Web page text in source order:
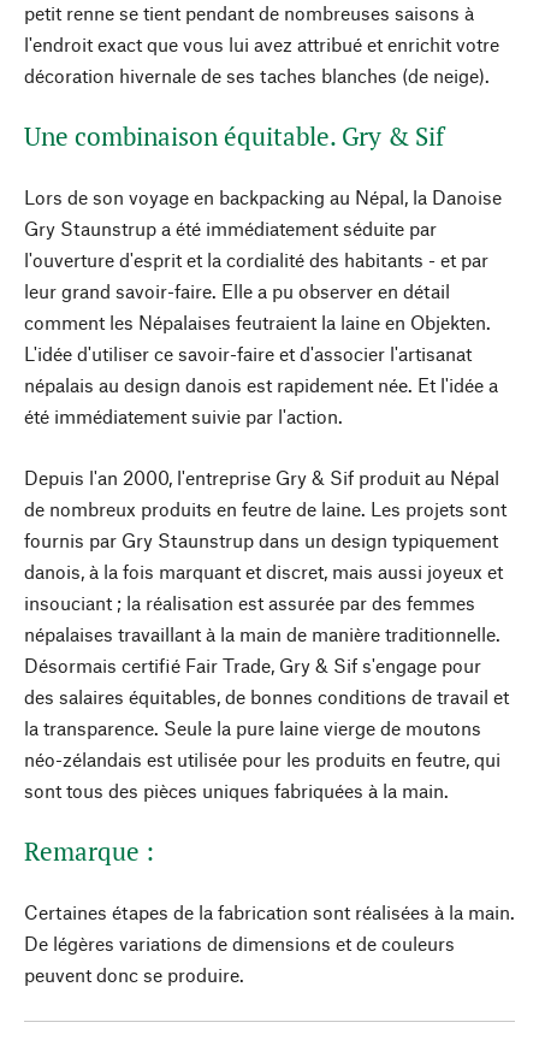
petit renne se tient pendant de nombreuses saisons à
l'endroit exact que vous lui avez attribué et enrichit votre
décoration hivernale de ses taches blanches (de neige).
Une combinaison équitable. Gry & Sif
Lors de son voyage en backpacking au Népal, la Danoise
Gry Staunstrup a été immédiatement séduite par
l'ouverture d'esprit et la cordialité des habitants - et par
leur grand savoir-faire. Elle a pu observer en détail
comment les Népalaises feutraient la laine en Objekten.
L'idée d'utiliser ce savoir-faire et d'associer l'artisanat
népalais au design danois est rapidement née. Et l'idée a
été immédiatement suivie par l'action.
Depuis l'an 2000, l'entreprise Gry & Sif produit au Népal
de nombreux produits en feutre de laine. Les projets sont
fournis par Gry Staunstrup dans un design typiquement
danois, à la fois marquant et discret, mais aussi joyeux et
insouciant ; la réalisation est assurée par des femmes
népalaises travaillant à la main de manière traditionnelle.
Désormais certifié Fair Trade, Gry & Sif s'engage pour
des salaires équitables, de bonnes conditions de travail et
la transparence. Seule la pure laine vierge de moutons
néo-zélandais est utilisée pour les produits en feutre, qui
sont tous des pièces uniques fabriquées à la main.
Remarque :
Certaines étapes de la fabrication sont réalisées à la main.
De légères variations de dimensions et de couleurs
peuvent donc se produire.